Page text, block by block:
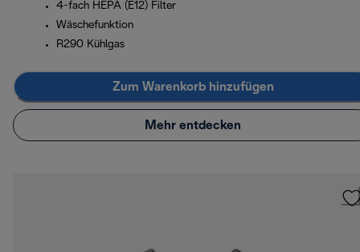
4-fach HEPA (E12) Filter
Wäschefunktion
R290 Kühlgas
Zum Warenkorb hinzufügen
Mehr entdecken